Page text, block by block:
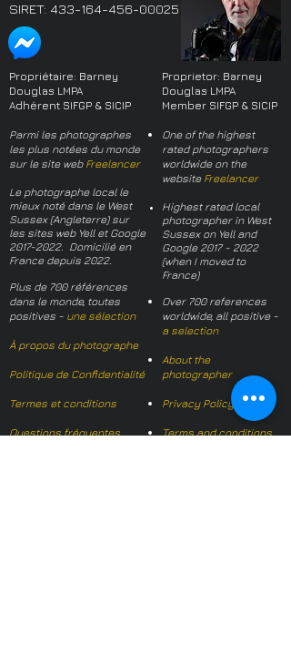
SIRET: 433-164-456-00025
Propriétaire: Barney
Douglas LMPA
Adhérent SIFGP & SICIP
Parmi les photographes
les plus notées du monde
sur le site web Freelancer
Le photographe local le
mieux noté dans le West
Sussex (Angleterre) sur
les sites web Yell et Google
2017-2022. Domicilié en
France depuis 2022.
Plus de 700 références
dans le monde, toutes
positives - une sélection
À propos du photographe
Politique de Confidentialité
Termes et conditions
Questions fréquentes
Proprietor: Barney
Douglas LMPA
Member SIFGP & SICIP
One of the highest
rated photographers
worldwide on the
website Freelancer
Highest rated local
photographer in West
Sussex on Yell and
Google 2017 - 2022
(when I moved to
France)
Over 700 references
worldwide, all positive -
a selection
About the
photographer
Privacy Policy
Terms and conditions